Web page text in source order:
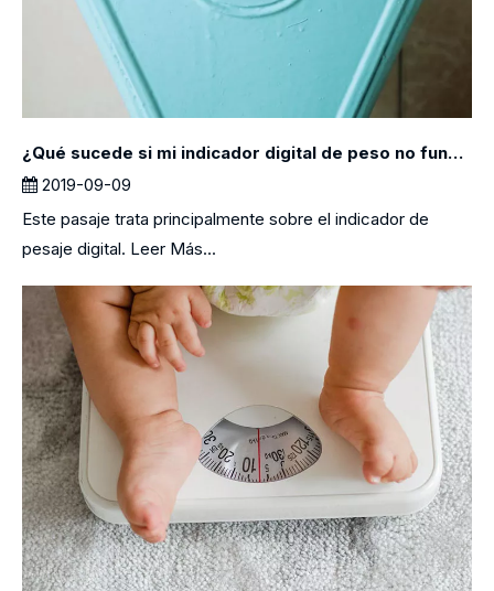
¿Qué sucede si mi indicador digital de peso no funciona?？
2019-09-09
Este pasaje trata principalmente sobre el indicador de
pesaje digital. Leer Más...